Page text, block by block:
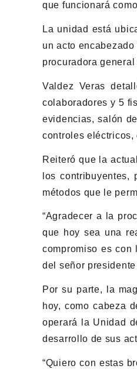
que funcionará
La unidad está
un acto
procuradora
Valdez Veras
colaboradores y 5
evidencias, salón
controles eléctricos,
Reiteró que la
los
métodos que le
“Agradecer a la
que hoy sea una
compromiso es
del señor
Por su parte, la
hoy, como cabeza
operará la Unidad
desarrollo de sus
“Quiero con estas